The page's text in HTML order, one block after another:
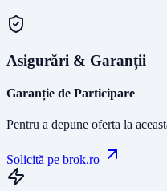
Asigurări & Garanții
Garanție de Participare
Pentru a depune oferta la
Solicită pe brok.ro